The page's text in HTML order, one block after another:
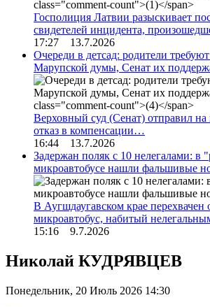
Госполиция Латвии разыскивает
свидетелей инцидента,
17:27 13.7.2026
Очереди в детсад: родители
Марупской думы, Сенат их
Верховный суд (Сенат) отправил на
отказ в компенсации…
16:44 13.7.2026
Задержан поляк с 10 нелегалами: в
микроавтобусе нашли фальшивые
В Аугшдаугавском крае перехвачен
микроавтобус, набитый
15:16 9.7.2026
Николай КУДРЯВЦЕВ
Понедельник, 20 Июль 2026 14:30